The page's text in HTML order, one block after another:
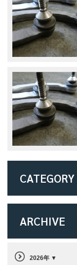
CATEGORY
ARCHIVE
2026年